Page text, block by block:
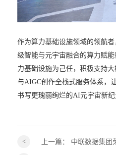
作为算力基础设施领域的领航
级智能与元宇宙融合的算力赋
力基础设施为己任，积极支持
与AIGC创作全栈式服务体系，
书写更瑰丽绚烂的AI元宇宙新纪
上一篇： 中联数据集团荣膺第